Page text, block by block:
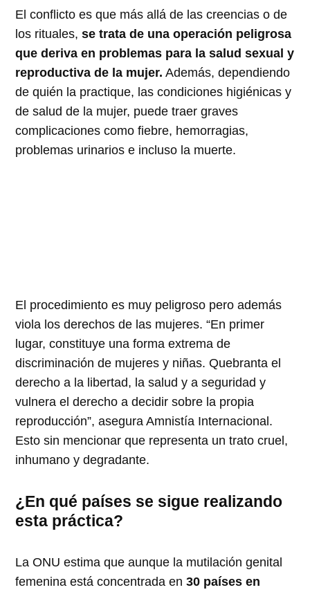
El conflicto es que más allá de las creencias o de
los rituales,se trata de una operación peligrosa
que deriva en problemas para la salud sexual y
reproductiva de la mujer. Además, dependiendo
de quién la practique, las condiciones higiénicas y
de salud de la mujer, puede traer graves
complicaciones como fiebre, hemorragias,
problemas urinarios e incluso la muerte.
El procedimiento es muy peligroso pero además
viola los derechos de las mujeres. “En primer
lugar, constituye una forma extrema de
discriminación de mujeres y niñas. Quebranta el
derecho a la libertad, la salud y a seguridad y
vulnera el derecho a decidir sobre la propia
reproducción”, asegura Amnistía Internacional.
Esto sin mencionar que representa un trato cruel,
inhumano y degradante.
¿En qué países se sigue realizando
esta práctica?
La ONU estima que aunque la mutilación genital
femenina está concentrada en30 países en